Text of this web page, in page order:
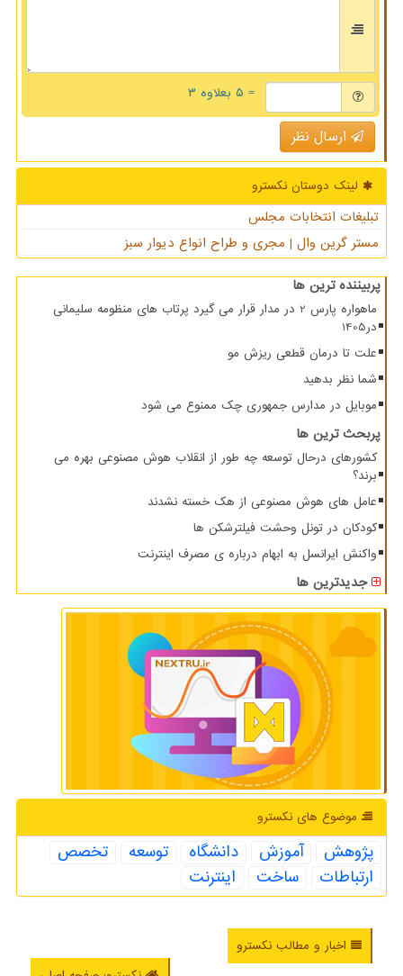
= ۵ بعلاوه ۳
ارسال نظر
لینک دوستان نكسترو
تبلیغات انتخابات مجلس
مستر گرین وال | مجری و طراح انواع دیوار سبز
پربیننده ترین ها
ماهواره پارس 2 در مدار قرار می گیرد پرتاب های منظومه سلیمانی
در1405
علت تا درمان قطعی ریزش مو
شما نظر بدهید
موبایل در مدارس جمهوری چک ممنوع می شود
پربحث ترین ها
کشورهای درحال توسعه چه طور از انقلاب هوش مصنوعی بهره می
برند؟
عامل های هوش مصنوعی از هک خسته نشدند
کودکان در تونل وحشت فیلترشکن ها
واکنش ایرانسل به ابهام درباره ی مصرف اینترنت
جدیدترین ها
موضوع های نكسترو
پژوهش آموزش دانشگاه توسعه
تخصص
ارتباطات
ساخت اینترنت
اخبار و مطالب نکسترو